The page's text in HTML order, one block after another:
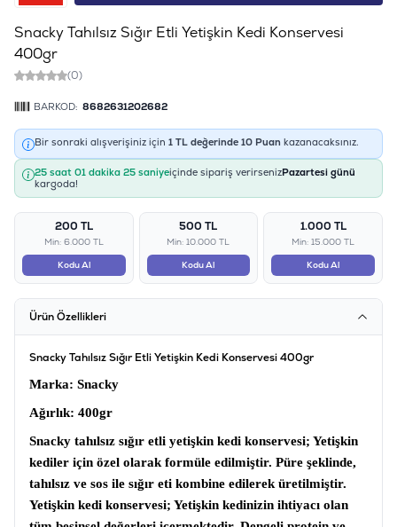
Snacky Tahılsız Sığır Etli Yetişkin Kedi Konservesi
400gr
(0)
BARKOD: 8682631202682
Bir sonraki alışverişiniz için 1 TL değerinde 10 Puan kazanacaksınız.
25 saat 01 dakika 25 saniyeiçinde sipariş verirsenizPazartesi günü
kargoda!
200 TL
Min: 6.000 TL
Kodu Al
500 TL
Min: 10.000 TL
Kodu Al
1.000 TL
Min: 15.000 TL
Kodu Al
Ürün Özellikleri
Snacky Tahılsız Sığır Etli Yetişkin Kedi Konservesi 400gr
Marka: Snacky
Ağırlık: 400gr
Snacky tahılsız sığır etli yetişkin kedi konservesi; Yetişkin
kediler için özel olarak formüle edilmiştir. Püre şeklinde,
tahılsız ve sos ile sığır eti kombine edilerek üretilmiştir.
Yetişkin kedi konservesi; Yetişkin kedinizin ihtiyacı olan